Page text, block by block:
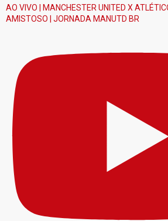
AO VIVO | MANCHESTER UNITED X
AMISTOSO | JORNADA MANUTD BR